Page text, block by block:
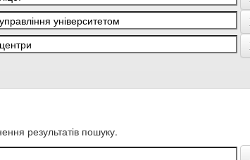
результатів пошуку.